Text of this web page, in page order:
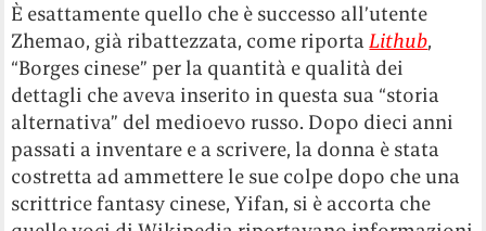
È esattamente quello che è successo all’utente
Zhemao, già ribattezzata, come riportaLithub,
“Borges cinese” per la quantità e qualità dei
dettagli che aveva inserito in questa sua “storia
alternativa” del medioevo russo. Dopo dieci anni
passati a inventare e a scrivere, la donna è stata
costretta ad ammettere le sue colpe dopo che una
scrittrice fantasy cinese, Yifan, si è accorta che